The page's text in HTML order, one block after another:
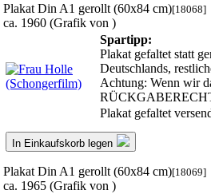
Plakat Din A1 gerollt (60x84 cm)[18068]
ca. 1960 (Grafik von )
Spartipp:
Plakat gefaltet statt
Deutschlands,
Achtung: Wenn wir
Plakat gefaltet
In Einkaufskorb legen
Plakat Din A1 gerollt (60x84 cm)[18069]
ca. 1965 (Grafik von )